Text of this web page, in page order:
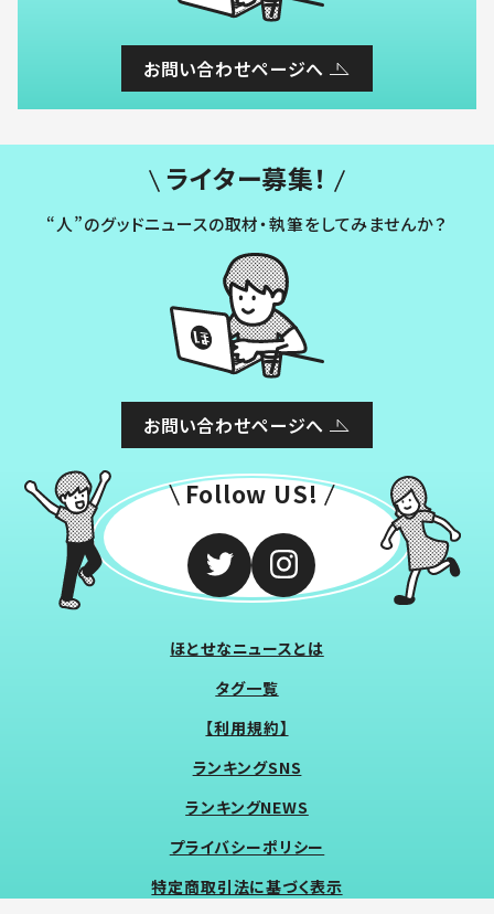
お問い合わせページへ
ライター募集！
“人”のグッドニュースの取材・執筆をしてみませんか？
お問い合わせページへ
Follow US!
ほとせなニュースとは
タグ一覧
【利用規約】
ランキングSNS
ランキングNEWS
プライバシーポリシー
特定商取引法に基づく表示